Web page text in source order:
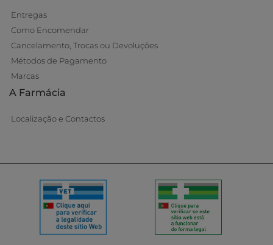
Entregas
Como Encomendar
Cancelamento, Trocas ou Devoluções
Métodos de Pagamento
Marcas
A Farmácia
Localização e Contactos